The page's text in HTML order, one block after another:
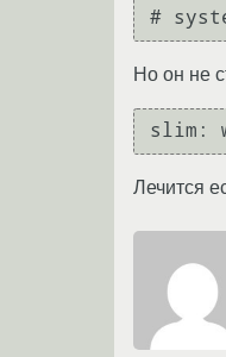
#
Но он не
Лечится